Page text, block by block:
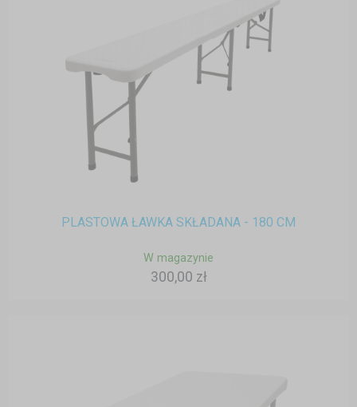
PLASTOWA ŁAWKA SKŁADANA - 180 CM
W magazynie
300,00 zł